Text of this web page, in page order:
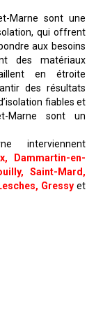
Marne sont une
qui offrent
aux besoins
des matériaux
en étroite
des résultats
fiables et
Marne sont un
interviennent
Dammartin-en-
Saint-Mard,
Gressyet